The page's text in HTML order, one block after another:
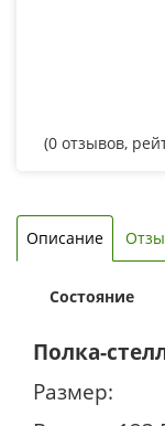
(0 отзывов,
Описание
Состояние
Полка-
Размер: